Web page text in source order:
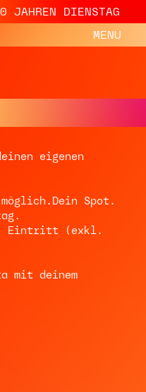
JAHREN DIENSTAG
MENU
eigenen
Spot.
Eintritt (exkl.
mit deinem